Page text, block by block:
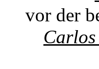
vor der